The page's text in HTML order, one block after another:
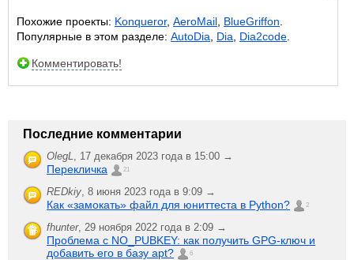
Похожие проекты: Konqueror, AeroMail BlueGriffon
Популярные в этом разделе: AutoDia Dia Dia2code
Комментировать!
Последние комментарии
OlegL, 17 декабря 2023 года в 15:00 →
Перекличка 21
REDkiy, 8 июня 2023 года в 9:09 →
Как «замокать» файл для юниттеста в Python? 2
fhunter, 29 ноября 2022 года в 2:09 →
Проблема с NO_PUBKEY: как получить GPG-ключ и
добавить его в базу apt?
6